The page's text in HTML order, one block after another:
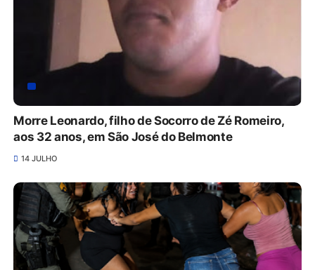
Morre Leonardo, filho de Socorro de Zé Romeiro,
aos 32 anos, em São José do Belmonte
14 JULHO